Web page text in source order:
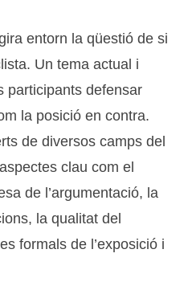
entorn la qüestió de si
Un tema actual i
participants defensar
la posició en contra.
de diversos camps del
clau com el
de l’argumentació, la
la qualitat del
formals de l’exposició i